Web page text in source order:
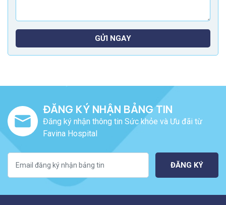
GỬI NGAY
ĐĂNG KÝ NHẬN BẢNG TIN
Đăng ký nhận thông tin Sức khỏe và Ưu đãi từ
Favina Hospital
ĐĂNG KÝ